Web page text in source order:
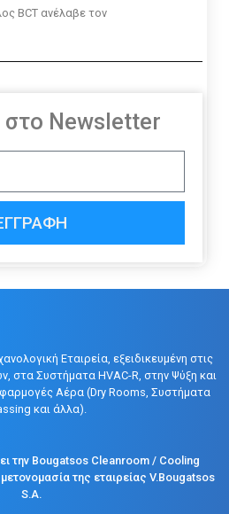
BCT ανέλαβε τον
στο Newsletter
Εταιρεία, εξειδικευμένη στις
Συστήματα HVAC-R, στην Ψύξη και
Αέρα (Dry Rooms, Συστήματα
και άλλα).
την Bougatsos Cleanroom / Cooling
της εταιρείας V.Bougatsos
S.A.